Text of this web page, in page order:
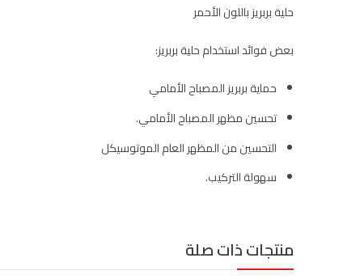
حلية بربريز باللون الأحمر
بعض فوائد استخدام حلية بربريز:
حماية بربريز المصباح الأمامي
تحسين مظهر المصباح الأمامي.
التحسين من المظهر العام الموتوسيكل
سهولة التركيب.
منتجات ذات صلة